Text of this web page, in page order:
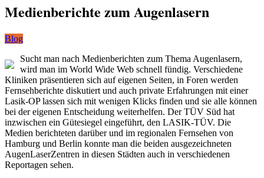
Medienberichte zum Augenlasern
Blog
Sucht man nach Medienberichten zum Thema Augenlasern,
wird man im World Wide Web schnell fündig. Verschiedene
Kliniken präsentieren sich auf eigenen Seiten, in Foren werden
Fernsehberichte diskutiert und auch private Erfahrungen mit einer
Lasik-OP lassen sich mit wenigen Klicks finden und sie alle können
bei der eigenen Entscheidung weiterhelfen. Der TÜV Süd hat
inzwischen ein Gütesiegel eingeführt, den LASIK-TÜV. Die
Medien berichteten darüber und im regionalen Fernsehen von
Hamburg und Berlin konnte man die beiden ausgezeichneten
AugenLaserZentren in diesen Städten auch in verschiedenen
Reportagen sehen.